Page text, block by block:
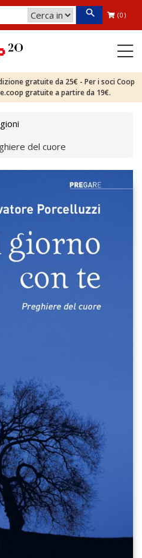
(0)
gratuite da 25€ - Per i soci Coop
gratuite a partire da 19€.
del cuore